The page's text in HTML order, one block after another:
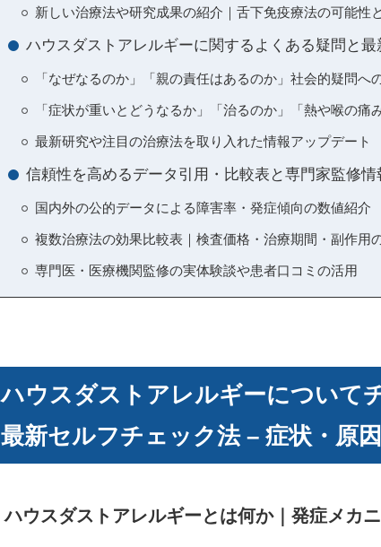
新しい治療法や研究成果の紹介｜舌下免疫療法の可能性
ハウスダストアレルギーに関するよくある疑問と
「なぜなるのか」「親の責任はあるのか」社会的疑問へ
「症状が重いとどうなるか」「治るのか」「熱や喉の痛
最新研究や注目の治療法を取り入れた情報アップデート
信頼性を高めるデータ引用・比較表と専門家監修情
国内外の公的データによる障害率・発症傾向の数値紹介
複数治療法の効果比較表｜検査価格・治療期間・副作用
専門医・医療機関監修の実体験談や患者口コミの活用
ハウスダストアレルギーについて
最新セルフチェック法 – 症状・原
ハウスダストアレルギーとは何か｜発症メカ